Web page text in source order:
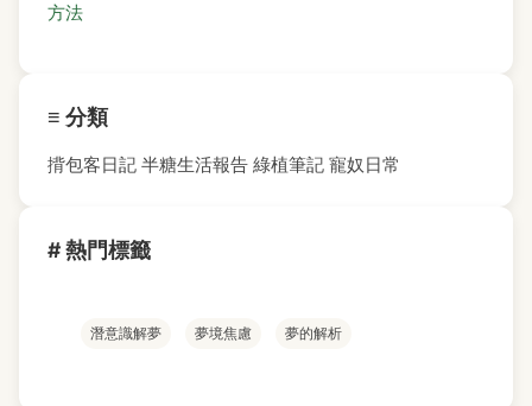
方法
≡ 分類
揹包客日記 半糖生活報告 綠植筆記 寵奴日常
# 熱門標籤
潛意識解夢 夢境焦慮 夢的解析